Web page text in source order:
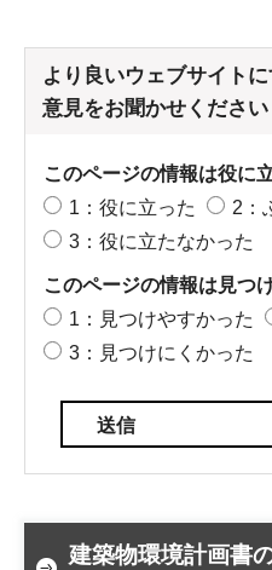
より良いウェブサイト
意見をお聞かせください
このページの情報は役に
1：役に立った
2：
3：役に立たなかった
このページの情報は見つ
1：見つけやすかった
3：見つけにくかった
建築物環境計画書